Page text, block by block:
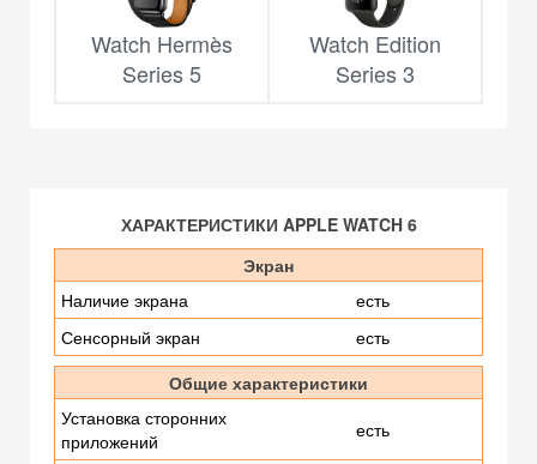
Watch Hermès
Series 5
Watch Edition
Series 3
ХАРАКТЕРИСТИКИ APPLE WATCH 6
Экран
Наличие экрана
есть
Сенсорный экран
есть
Общие характеристики
Установка сторонних
приложений
есть